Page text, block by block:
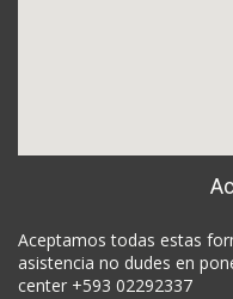
Aceptamos todas estas
asistencia no dudes en
center +593 02292337